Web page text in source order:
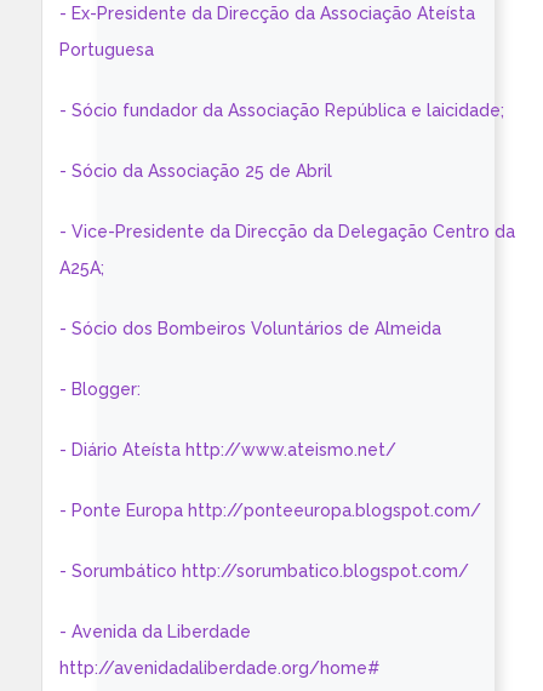
- Ex-Presidente da Direcção da Associação Ateísta
Portuguesa
- Sócio fundador da Associação República e laicidade;
- Sócio da Associação 25 de Abril
- Vice-Presidente da Direcção da Delegação Centro da
A25A;
- Sócio dos Bombeiros Voluntários de Almeida
- Blogger:
- Diário Ateísta http://www.ateismo.net/
- Ponte Europa http://ponteeuropa.blogspot.com/
- Sorumbático http://sorumbatico.blogspot.com/
- Avenida da Liberdade
http://avenidadaliberdade.org/home#